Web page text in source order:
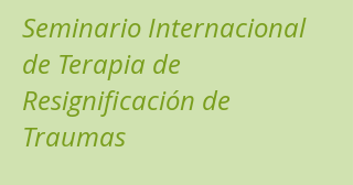
Seminario Internacional
de Terapia de
Resignificación de
Traumas